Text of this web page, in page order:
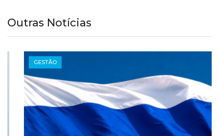
Outras Notícias
GESTÃO